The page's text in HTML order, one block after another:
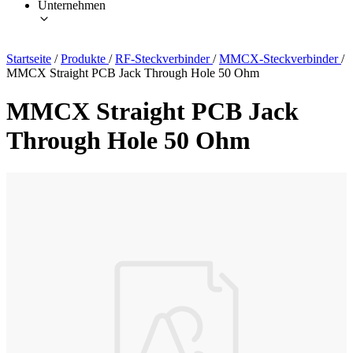
Unternehmen
Startseite / Produkte / RF-Steckverbinder/ MMCX-Steckverbinder/
MMCX Straight PCB Jack Through Hole 50 Ohm
MMCX Straight PCB Jack
Through Hole 50 Ohm